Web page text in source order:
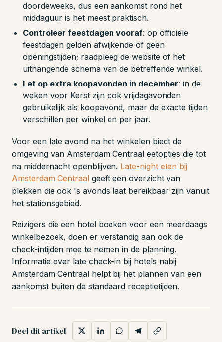
doordeweeks, dus een aankomst rond het
middaguur is het meest praktisch.
Controleer feestdagen vooraf: op officiële
feestdagen gelden afwijkende of geen
openingstijden; raadpleeg de website of het
uithangende schema van de betreffende winkel.
Let op extra koopavonden in december: in de
weken voor Kerst zijn ook vrijdagavonden
gebruikelijk als koopavond, maar de exacte tijden
verschillen per winkel en per jaar.
Voor een late avond na het winkelen biedt de
omgeving van Amsterdam Centraal eetopties die tot
na middernacht openblijven. Late-night eten bij
Amsterdam Centraal geeft een overzicht van
plekken die ook 's avonds laat bereikbaar zijn vanuit
het stationsgebied.
Reizigers die een hotel boeken voor een meerdaags
winkelbezoek, doen er verstandig aan ook de
check-intijden mee te nemen in de planning.
Informatie over late check-in bij hotels nabij
Amsterdam Centraal helpt bij het plannen van een
aankomst buiten de standaard receptietijden.
Deel dit artikel